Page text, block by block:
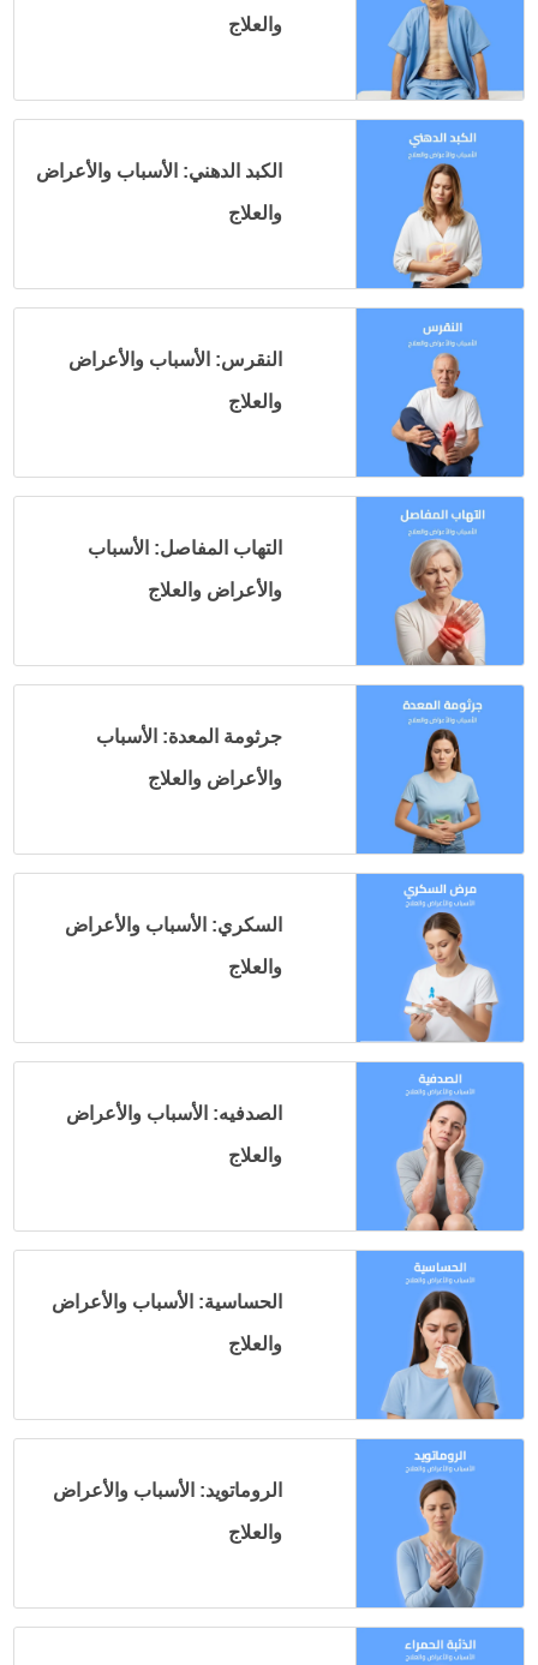
والعلاج
الكبد الدهني: الأسباب والأعراض
والعلاج
النقرس: الأسباب والأعراض
والعلاج
التهاب المفاصل: الأسباب
والأعراض والعلاج
جرثومة المعدة: الأسباب
والأعراض والعلاج
السكري: الأسباب والأعراض
والعلاج
الصدفيه: الأسباب والأعراض
والعلاج
الحساسية: الأسباب والأعراض
والعلاج
الروماتويد: الأسباب والأعراض
والعلاج